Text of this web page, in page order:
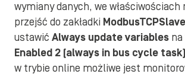
wymiany danych, we właściwościach
przejść do zakładki
ustawić Always update variables
Enabled 2 (always in bus cycle task)
w trybie online możliwe jest